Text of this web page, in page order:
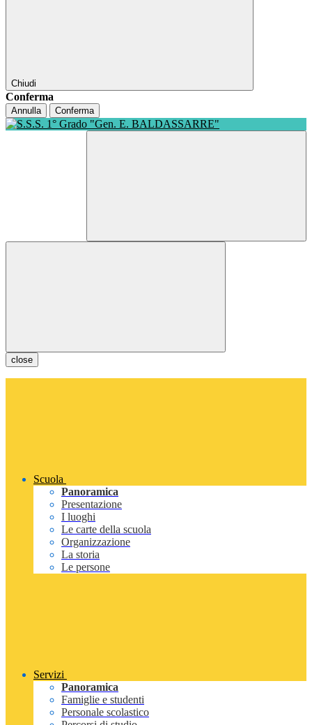
Chiudi
Conferma
Annulla Conferma
close
Scuola
Panoramica
Presentazione
I luoghi
Le carte della scuola
Organizzazione
La storia
Le persone
Servizi
Panoramica
Famiglie e studenti
Personale scolastico